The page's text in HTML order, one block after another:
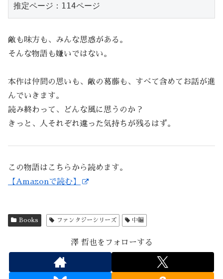
推定ページ：114ページ
敵も味方も、みんな思惑がある。
そんな物語も嫌いではない。
本作は仲間の思いも、敵の葛藤も、すべて含めてお話が進
んでいきます。
読み終わって、どんな風に思うのか？
きっと、人それぞれ違った気持ちが残るはず。
この物語はこちらから読めます。
【Amazonで読む】
Books ファンタジーシリーズ 中編
澤 哲也をフォローする